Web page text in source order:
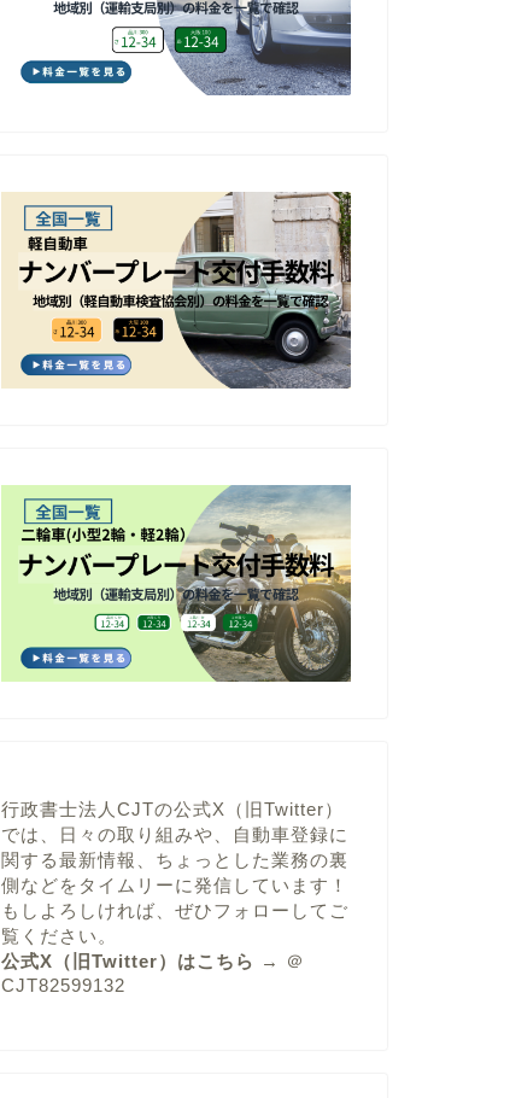
行政書士法人CJTの公式X（旧Twitter）
では、日々の取り組みや、自動車登録に
関する最新情報、ちょっとした業務の裏
側などをタイムリーに発信しています！
もしよろしければ、ぜひフォローしてご
覧ください。
公式X（旧Twitter）はこちら →
＠
CJT82599132